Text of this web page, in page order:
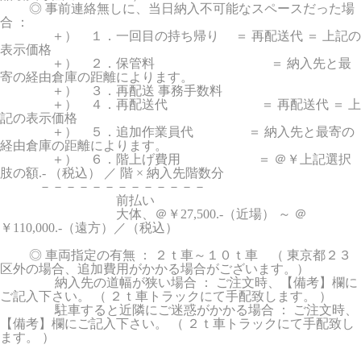
◎ 事前連絡無しに、当日納入不可能なスペースだった場
合 ：
＋） １．一回目の持ち帰り ＝ 再配送代 ＝ 上記の
表示価格
＋） ２．保管料 ＝ 納入先と最
寄の経由倉庫の距離によります。
＋） ３．再配送 事務手数料
＋） ４．再配送代 ＝ 再配送代 ＝ 上
記の表示価格
＋） ５．追加作業員代 ＝ 納入先と最寄の
経由倉庫の距離によります。
＋） ６．階上げ費用 ＝ ＠￥上記選択
肢の額.- （税込） ／ 階 × 納入先階数分
－－－－－－－－－－－－－
前払い
大体、＠￥27,500.-（近場） ～ ＠
￥110,000.-（遠方）／（税込）
◎ 車両指定の有無 ： ２ｔ車～１０ｔ車 （ 東京都２３
区外の場合、追加費用がかかる場合がございます。）
納入先の道幅が狭い場合 ： ご注文時、【備考】欄に
ご記入下さい。 （ ２ｔ車トラックにて手配致します。 ）
駐車すると近隣にご迷惑がかかる場合 ： ご注文時、
【備考】欄にご記入下さい。 （ ２ｔ車トラックにて手配致し
ます。 ）